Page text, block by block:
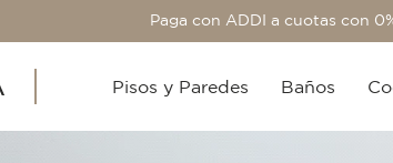
Paga con ADDI a cuotas con
Pisos y Paredes Baños